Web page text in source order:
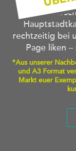
Wir
rechtzeitig bei
Page liken
*Aus unserer
und A3 Format
Markt euer